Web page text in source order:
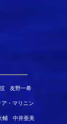
友野一希
ア・マリニン
輔 中井亜美